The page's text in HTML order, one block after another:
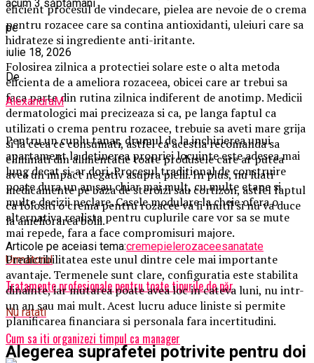
eficient procesul de vindecare, pielea are nevoie de o crema
pentru rozacee care sa contina antioxidanti, uleiuri care sa
hidrateze si ingrediente anti-iritante.
Folosirea zilnica a protectiei solare este o alta metoda
eficienta de a ameliora rozaceea, obicei care ar trebui sa
faca parte din rutina zilnica indiferent de anotimp. Medicii
dermatologici mai precizeaza si ca, pe langa faptul ca
utilizati o crema pentru rozacee, trebuie sa aveti mare grija
si la ceea ce consumati, astfel ca acestia recomanda sa
eliminati din alimentatie toate produsele care ar putea
avea un impact negativ asupra pielii. In plus, nu luati
medicamente pe baza de steroizi sau cortizon, astfel faptul
ca folositi o crema pentru rozacee va fi inutil si nu va duce
la ameliorarea bolii.
Articole pe aceiasi tema:cremepielerozaceesanatate
Urmatorul
Tratamente profesionale pentru toate tipurile de păr
Nu ratati
Cum sa iti organizezi timpul ca manager
acum 3 săptămâni
pe
iulie 18, 2026
De
AlexandraM
Pentru un cuplu tanar, drumul de la inchirierea unui
apartament la detinerea propriei locuinte este adesea mai
lung decat si-ar dori. Procesul traditional de construire
poate dura un an sau chiar mai mult, cu multe etape si
multe decizii neclare. Casele modulare la cheie ofera o
alternativa realista pentru cuplurile care vor sa se mute
mai repede, fara a face compromisuri majore.
Predictibilitatea este unul dintre cele mai importante
avantaje. Termenele sunt clare, configuratia este stabilita
dinainte, iar mutarea poate avea loc in cateva luni, nu intr-
un an sau mai mult. Acest lucru aduce liniste si permite
planificarea financiara si personala fara incertitudini.
Alegerea suprafetei potrivite pentru doi